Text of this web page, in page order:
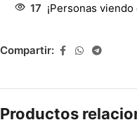
17 ¡Personas
Compartir:
Productos